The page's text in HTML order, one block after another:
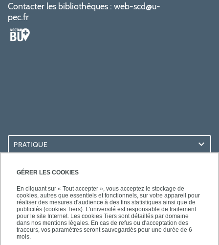
GÉRER LES COOKIES
En cliquant sur « Tout accepter », vous acceptez le stockage de
cookies, autres que essentiels et fonctionnels, sur votre appareil pour
réaliser des mesures d'audience à des fins statistiques ainsi que de
publicités (cookies Tiers). L'université est responsable de traitement
pour le site Internet. Les cookies Tiers sont détaillés par domaine
dans nos mentions légales. En cas de refus ou d'acceptation des
traceurs, vos paramètres seront sauvegardés pour une durée de 6
mois.
Contacter les bibliothèques : web-scd@u-
pec.fr
PRATIQUE
ACCÈS RAPIDES
LES BU SUR...